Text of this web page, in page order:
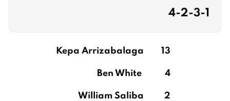
4-2-3-1
Kepa Arrizabalaga 13
Ben White 4
William Saliba 2